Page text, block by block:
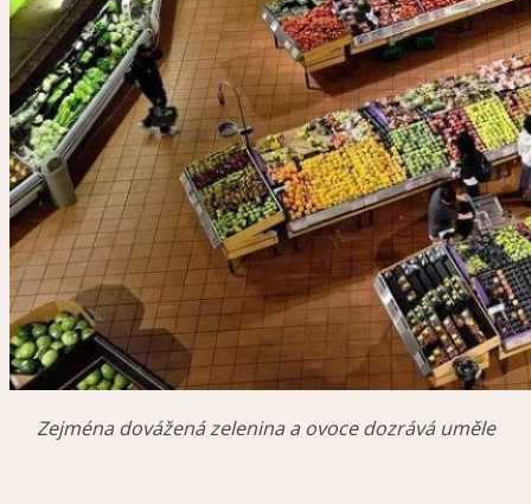
Zejména dovážená zelenina a ovoce dozrává uměle